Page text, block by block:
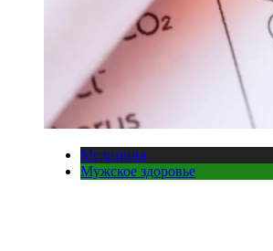
Медицина
Мужское здоровье